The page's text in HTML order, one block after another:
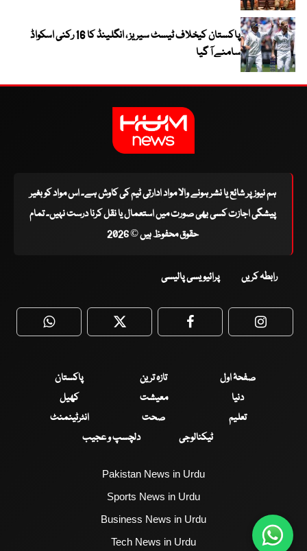
پاکستان کیخلاف ٹیسٹ سیریز ، انگلینڈ کا 16 رکنی اسکواڈ
سامنے آ گیا
ہم نیوز پر شائع یا نشر ہونے والا مواد ادارتی ٹیم کی کاوش ہے۔ اس مواد کو بغیر
پیشگی اجازت کسی بھی صورت میں استعمال یا نقل کرنا درست نہیں۔ تمام
حقوق محفوظ ہیں © 2026
رابطہ کریں پرائیویسی پالیسی
WhatsApp Twitter Facebook
صفحۂ اول تازہ ترین
پاکستان
دنیا
معیشت
کھیل
تعلیم
صحت
انٹرٹینمنٹ
ٹیکنالوجی
دلچسپ و عجیب
Pakistan News in Urdu
Sports News in Urdu
Business News in Urdu
Tech News in Urdu